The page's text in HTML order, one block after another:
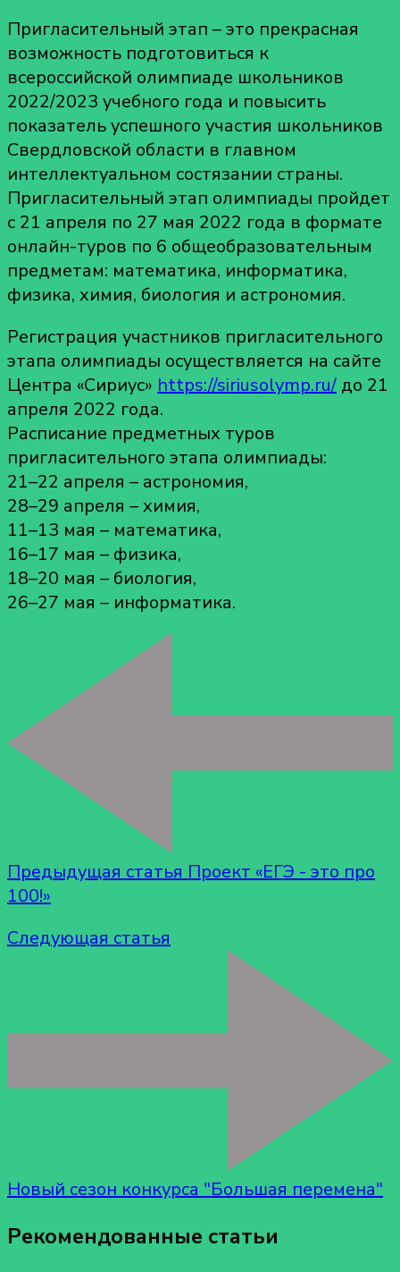
Пригласительный этап – это прекрасная
возможность подготовиться к
всероссийской олимпиаде школьников
2022/2023 учебного года и повысить
показатель успешного участия школьников
Свердловской области в главном
интеллектуальном состязании страны.
Пригласительный этап олимпиады пройдет
с 21 апреля по 27 мая 2022 года в формате
онлайн-туров по 6 общеобразовательным
предметам: математика, информатика,
физика, химия, биология и астрономия.
Регистрация участников пригласительного
этапа олимпиады осуществляется на сайте
Центра «Сириус» https://siriusolymp.ru/ до 21
апреля 2022 года.
Расписание предметных туров
пригласительного этапа олимпиады:
21–22 апреля – астрономия,
28–29 апреля – химия,
11–13 мая – математика,
16–17 мая – физика,
18–20 мая – биология,
26–27 мая – информатика.
Предыдущая статья Проект «ЕГЭ - это про
100!»
Следующая статья
Новый сезон конкурса "Большая перемена"
Рекомендованные статьи